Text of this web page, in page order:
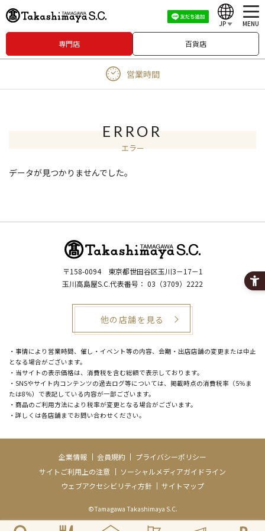
専門店 百貨店
JP
English
MENU
営業時間
ERROR
エラー
データが見つかりませんでした。
〒158-0094 東京都世田谷区玉川3－17－1
玉川高島屋S.C.代表番号： 03（3709）2222
他の店舗を見る
・事情により営業時間、催し・イベント等の内容、会期・出店店舗の変更または中止
となる場合がございます。
・当サイトの表示価格は、消費税を含む総額で表示しております。
・SNSやサイト内コンテンツの過去ログ等については、掲載時点の消費税率（5％ま
たは8％）で表記している内容が一部ございます。
・商品のご利用方法により税率が変更となる場合がございます。
・詳しくは各店舗までお問い合わせください。
企業情報 会員規約
プライバシーポリシー
サイトご利用上の注意
ソーシャルメディアガイドライン
ウェブアクセシビリティ方針
サイトマップ
©Tamagawa Takashimaya S.C.